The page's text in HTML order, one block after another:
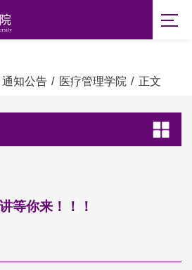
通知公告 / 医疗管理学院 / 正文
等你来！！！